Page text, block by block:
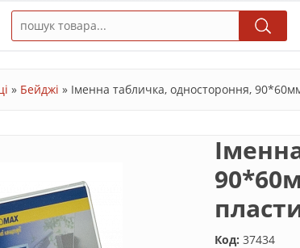
» Бейджі » Іменна табличка, одностороння,
Код:37434